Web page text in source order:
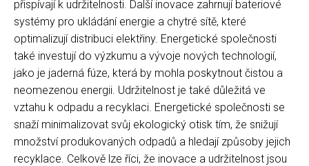
přispívají k udržitelnosti. Další inovace zahrnují bateriové
systémy pro ukládání energie a chytré sítě, které
optimalizují distribuci elektřiny. Energetické společnosti
také investují do výzkumu a vývoje nových technologií,
jako je jaderná fúze, která by mohla poskytnout čistou a
neomezenou energii. Udržitelnost je také důležitá ve
vztahu k odpadu a recyklaci. Energetické společnosti se
snaží minimalizovat svůj ekologický otisk tím, že snižují
množství produkovaných odpadů a hledají způsoby jejich
recyklace. Celkově lze říci, že inovace a udržitelnost jsou